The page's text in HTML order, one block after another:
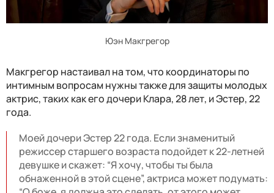
Юэн Макгрегор
Макгрегор настаивал на том, что координаторы по
интимным вопросам нужны также для защиты молодых
актрис, таких как его дочери Клара, 28 лет, и Эстер, 22
года.
Моей дочери Эстер 22 года. Если знаменитый
режиссер старшего возраста подойдет к 22-летней
девушке и скажет: “Я хочу, чтобы ты была
обнаженной в этой сцене”, актриса может подумать: